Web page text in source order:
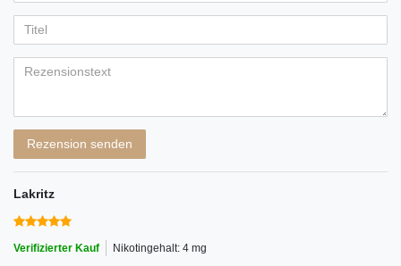
5
Bewertungssternen
5
Bewertungssternen
5
Bewertungssternen
5
Bewertungssternen
5
Bewertungssternen
Anzeigename
(optional)
Rezension senden
Lakritz
Verifizierter Kauf Nikotingehalt: 4 mg